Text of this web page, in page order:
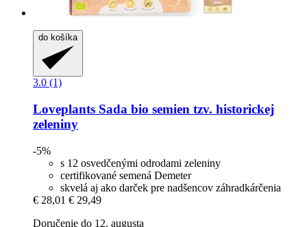
do košíka
3.0 (1)
Loveplants Sada bio semien tzv. historickej
zeleniny
-5%
s 12 osvedčenými odrodami zeleniny
certifikované semená Demeter
skvelá aj ako darček pre nadšencov záhradkárčenia
€ 28,01 € 29,49
Doručenie do 12. augusta